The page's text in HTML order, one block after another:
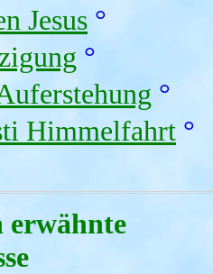
Jesus °
°
°
Himmelfahrt °
erwähnte